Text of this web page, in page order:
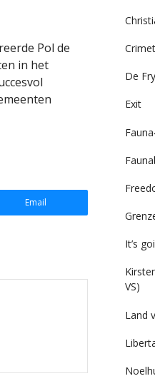
Pol de
in het
Email
De
Exit
It’s
VS)
Land